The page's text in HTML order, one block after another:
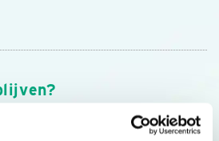
nieuws, inspiratie, acties en tips
van Vogelbescherming.